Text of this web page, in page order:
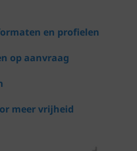
en profielen
op aanvraag
meer vrijheid